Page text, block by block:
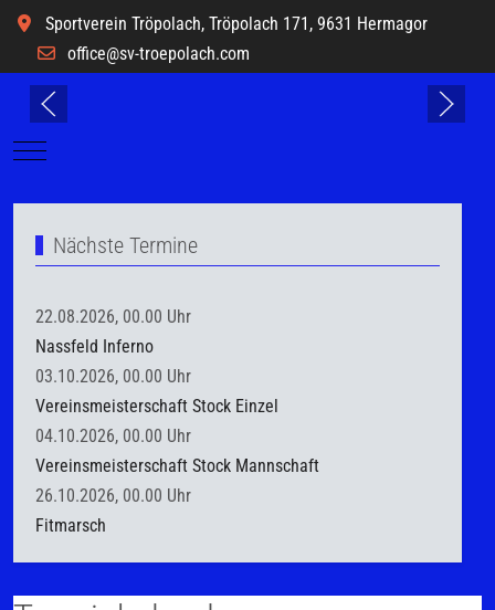
Sportverein Tröpolach, Tröpolach 171, 9631 Hermagor
office@sv-troepolach.com
Mobile Menu Toggle
Nächste Termine
22.08.2026, 00.00 Uhr
Nassfeld Inferno
03.10.2026, 00.00 Uhr
Vereinsmeisterschaft Stock Einzel
04.10.2026, 00.00 Uhr
Vereinsmeisterschaft Stock Mannschaft
26.10.2026, 00.00 Uhr
Fitmarsch